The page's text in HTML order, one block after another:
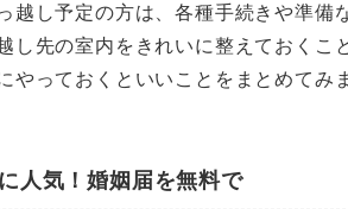
越し予定の方は、各種手続きや準備
し先の室内をきれいに整えておくこ
やっておくといいことをまとめてみ
人気！婚姻届を無料で